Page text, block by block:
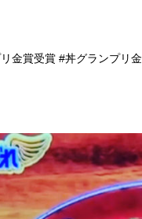
金賞受賞 #丼グランプリ金